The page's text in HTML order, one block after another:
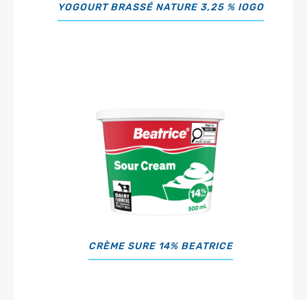
YOGOURT BRASSÉ NATURE 3,25 % IOGO
CRÈME SURE 14% BEATRICE